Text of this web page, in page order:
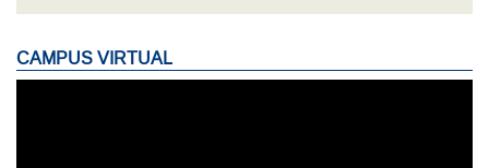
CAMPUS VIRTUAL